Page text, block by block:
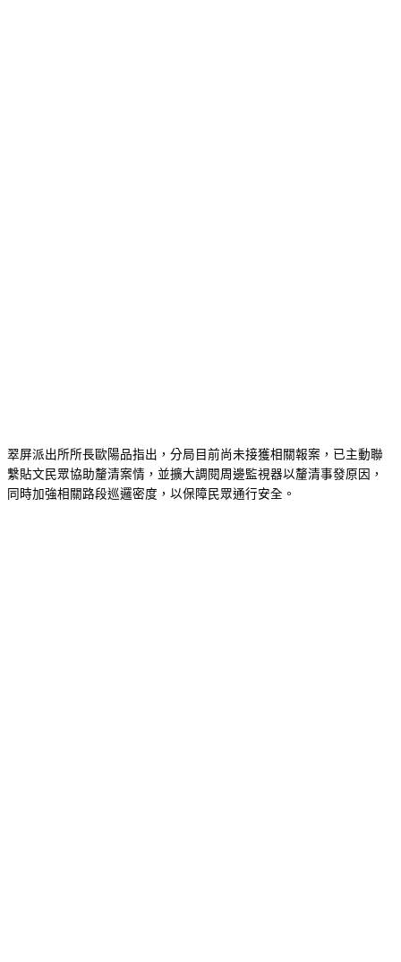
翠屏派出所所長歐陽品指出，分局目前尚未接獲相關報案，已主動聯
繫貼文民眾協助釐清案情，並擴大調閱周邊監視器以釐清事發原因，
同時加強相關路段巡邏密度，以保障民眾通行安全。